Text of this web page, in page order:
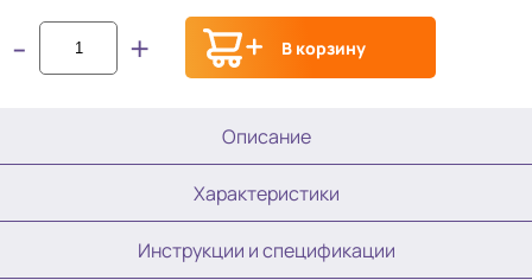
- + В корзину
Описание
Характеристики
Инструкции и спецификации